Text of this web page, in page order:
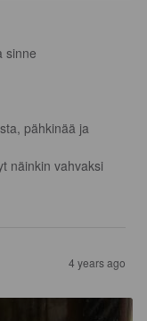
sinne
pähkinää ja
näinkin vahvaksi
4 years ago